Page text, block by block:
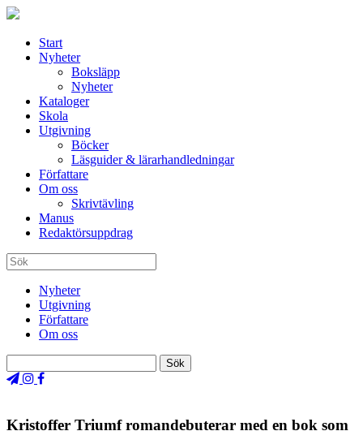
Start
Nyheter
Boksläpp
Nyheter
Kataloger
Skola
Utgivning
Böcker
Läsguider & lärarhandledningar
Författare
Om oss
Skrivtävling
Manus
Redaktörsuppdrag
Nyheter
Utgivning
Författare
Om oss
Kristoffer Triumf romandebuterar med en bok som